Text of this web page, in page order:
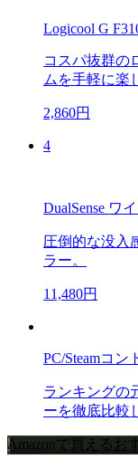
Logicool G
コスパ抜群の
ムを手軽に楽
2,860円
4
DualSense ワ
圧倒的な没入
ラー。
11,480円
PC/Steamコ
ランキングの
ーを徹底比較
Amazonで買えるお